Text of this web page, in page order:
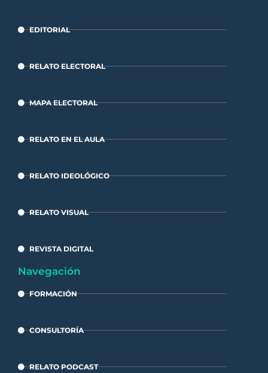
EDITORIAL
RELATO ELECTORAL
MAPA ELECTORAL
RELATO EN EL AULA
RELATO IDEOLÓGICO
RELATO VISUAL
REVISTA DIGITAL
Navegación
FORMACIÓN
CONSULTORÍA
RELATO PODCAST